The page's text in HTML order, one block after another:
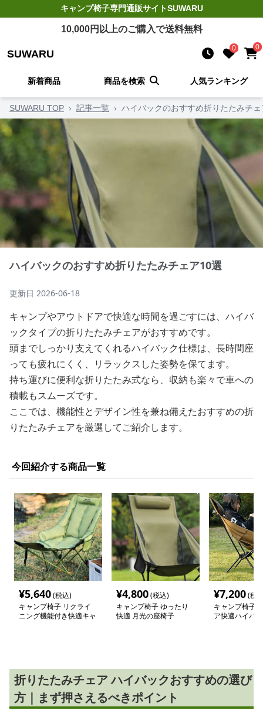
キャンプ椅子専門通販サイトSUWARU
10,000円以上のご購入で送料無料
SUWARU 0 0
新着商品 商品を検索 人気ランキング
SUWARU TOP › 記事一覧 › ハイバックのおすすめ折りたたみチ
ハイバックのおすすめ折りたたみチェア10選
更新日 2026-06-18
キャンプやアウトドアで快適な時間を過ごすには、ハイバ
ックタイプの折りたたみチェアがおすすめです。
頭までしっかり支えてくれるハイバック仕様は、長時間座
っても疲れにくく、リラックスした姿勢を保てます。
持ち運びに便利な折りたたみ式なら、収納も楽々で車への
積載もスムーズです。
ここでは、機能性とデザイン性を兼ね備えたおすすめの折
りたたみチェアを厳選してご紹介します。
今回紹介する商品一覧
¥5,640(税込)
キャンプ椅子 リクライ
ニング機能付き快適キャ
¥4,800(税込)
キャンプ椅子 ゆったり
快適 月光の座椅子
¥7,200(税
キャンプ椅子
ア快適ハイバ
折りたたみチェア ハイバックおすすめの選び
方｜まず押さえるべきポイント